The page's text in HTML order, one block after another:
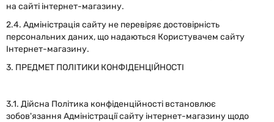
на сайті інтернет-магазину.
2.4. Адміністрація сайту не перевіряє достовірність
персональних даних, що надаються Користувачем сайту
Інтернет-магазину.
3. ПРЕДМЕТ ПОЛІТИКИ КОНФІДЕНЦІЙНОСТІ
3.1. Дійсна Політика конфіденційності встановлює
зобов'язання Адміністрації сайту інтернет-магазину щодо